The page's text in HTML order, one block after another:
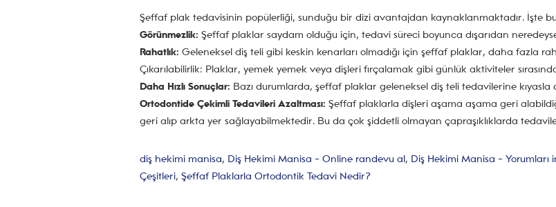
Şeffaf plak tedavisinin popülerliği, sunduğu bir dizi avantajdan kaynaklanmaktadır. İşte
Görünmezlik: Şeffaf plaklar saydam olduğu için, tedavi süreci boyunca dışarıdan
Rahatlık: Geleneksel diş teli gibi keskin kenarları olmadığı için şeffaf plaklar, daha fazla
Çıkarılabilirlik: Plaklar, yemek yemek veya dişleri fırçalamak gibi günlük aktiviteler
Daha Hızlı Sonuçlar: Bazı durumlarda, şeffaf plaklar geleneksel diş teli tedavilerine kıyasla
Ortodontide Çekimli Tedavileri Azaltması: Şeffaf plaklarla dişleri aşama aşama geri
geri alıp arkta yer sağlayabilmektedir. Bu da çok şiddetli olmayan çapraşıklıklarda
diş hekimi manisa, Diş Hekimi Manisa - Online randevu al, Diş Hekimi Manisa - Yorumları
Çeşitleri, Şeffaf Plaklarla Ortodontik Tedavi Nedir?